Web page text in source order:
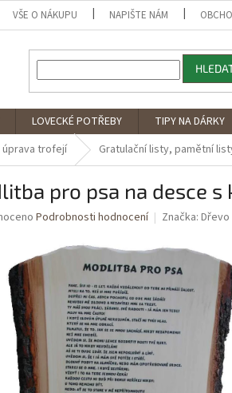
VŠE O NÁKUPU NAPIŠTE NÁM
LOVECKÉ POTŘEBY TIPY NA DÁRKY
trofejí Gratulační listy, pamětní
pro psa na desce s
Podrobnosti hodnocení Značka: Dřevo